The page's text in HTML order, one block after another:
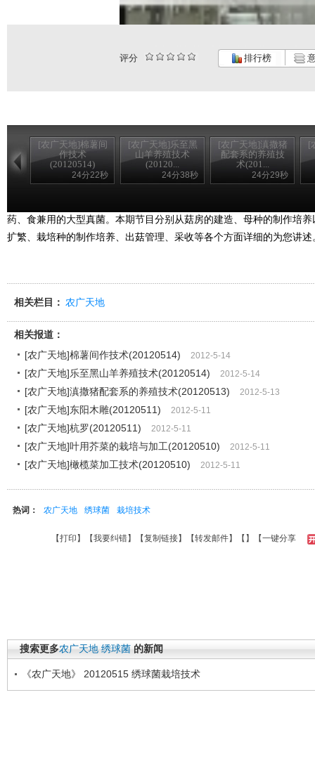
评分 排行榜
[农广天地]棉薯间
作技术
(20120514)
24分22秒
[农广天地]乐至黑
山羊养殖技术
(20120...
24分38秒
[农广天地]滇撒猪
配套系的养殖技
术(201...
24分29秒
[
药、食兼用的大型真菌。本期节目分别从菇房的建造、母种的制作培
扩繁、栽培种的制作培养、出菇管理、采收等各个方面详细的为您讲述
相关栏目： 农广天地
相关报道：
[农广天地]棉薯间作技术(20120514)
2012-5-14
[农广天地]乐至黑山羊养殖技术(20120514) 2012-5-14
[农广天地]滇撒猪配套系的养殖技术(20120513) 2012-5-13
[农广天地]东阳木雕(20120511) 2012-5-11
[农广天地]杭罗(20120511) 2012-5-11
[农广天地]叶用芥菜的栽培与加工(20120510) 2012-5-11
[农广天地]橄榄菜加工技术(20120510) 2012-5-11
热词： 农广天地 绣球菌 栽培技术
【打印 】【我要纠错】【复制链接】【转发邮件】【 】 【一键分享
搜索更多农广天地 绣球菌 的新闻
《农广天地》 20120515 绣球菌栽培技术